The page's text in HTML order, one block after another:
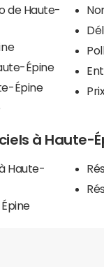
de Haute-
Épine
Épine
à Haute-
Haute-